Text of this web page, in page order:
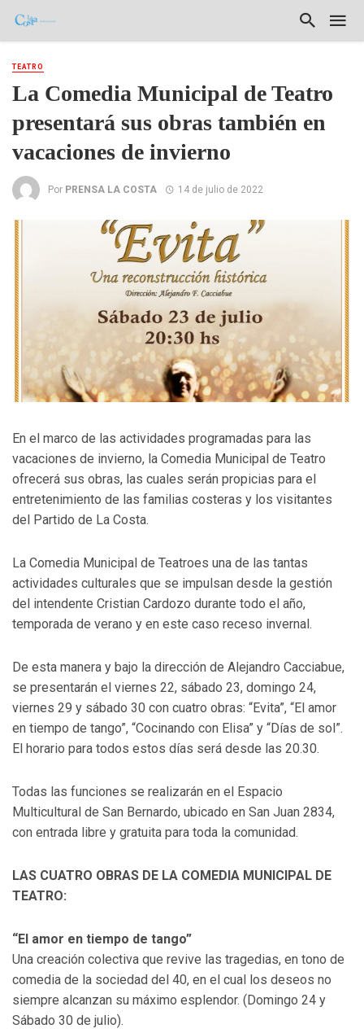
TEATRO
La Comedia Municipal de Teatro
presentará sus obras también en
vacaciones de invierno
Por PRENSA LA COSTA 14 de julio de 2022
En el marco de las actividades programadas para las
vacaciones de invierno, la Comedia Municipal de Teatro
ofrecerá sus obras, las cuales serán propicias para el
entretenimiento de las familias costeras y los visitantes
del Partido de La Costa.
La Comedia Municipal de Teatroes una de las tantas
actividades culturales que se impulsan desde la gestión
del intendente Cristian Cardozo durante todo el año,
temporada de verano y en este caso receso invernal.
De esta manera y bajo la dirección de Alejandro Cacciabue,
se presentarán el viernes 22, sábado 23, domingo 24,
viernes 29 y sábado 30 con cuatro obras: “Evita”, “El amor
en tiempo de tango”, “Cocinando con Elisa” y “Días de sol”.
El horario para todos estos días será desde las 20.30.
Todas las funciones se realizarán en el Espacio
Multicultural de San Bernardo, ubicado en San Juan 2834,
con entrada libre y gratuita para toda la comunidad.
LAS CUATRO OBRAS DE LA COMEDIA MUNICIPAL DE
TEATRO:
“El amor en tiempo de tango”
Una creación colectiva que revive las tragedias, en tono de
comedia de la sociedad del 40, en el cual los deseos no
siempre alcanzan su máximo esplendor. (Domingo 24 y
Sábado 30 de julio).